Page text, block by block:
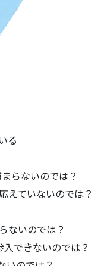
る
らないのでは？
えていないのでは？
ないのでは？
できないのでは？